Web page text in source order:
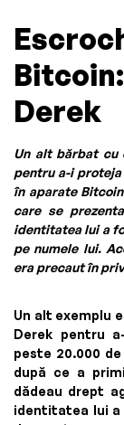
Derek
Un alt bărbat cu
pentru a-i
în aparate
care se
identitatea lui a
pe numele lui.
era precaut în
Un alt exemplu
Derek pentru
peste 20.000
după ce a
dădeau drept
identitatea lui